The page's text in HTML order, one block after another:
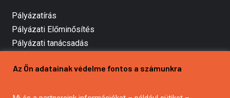
Pályázatírás
Pályázati Előminősítés
Pályázati tanácsadás
Mezőgazdasági pályázatírás
Az Ön adatainak védelme fontos a számunkra